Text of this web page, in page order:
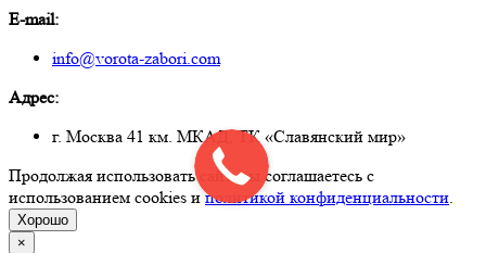
E-mail:
info@vorota-zabori.com
Адрес:
г. Москва 41 км. МКАД, ТК «Славянский мир»
Продолжая использовать сайт, вы соглашаетесь с
использованием cookies иполитикой конфиденциальности.
Хорошо
×